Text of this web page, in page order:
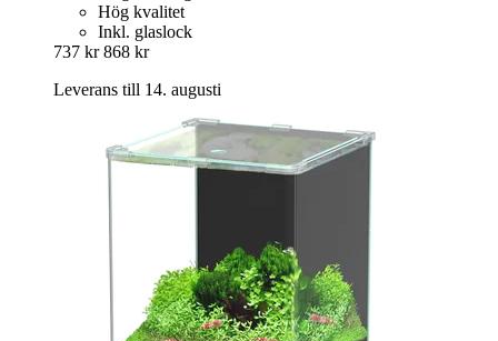
Hög kvalitet
Inkl. glaslock
737 kr 868 kr
Leverans till 14. augusti